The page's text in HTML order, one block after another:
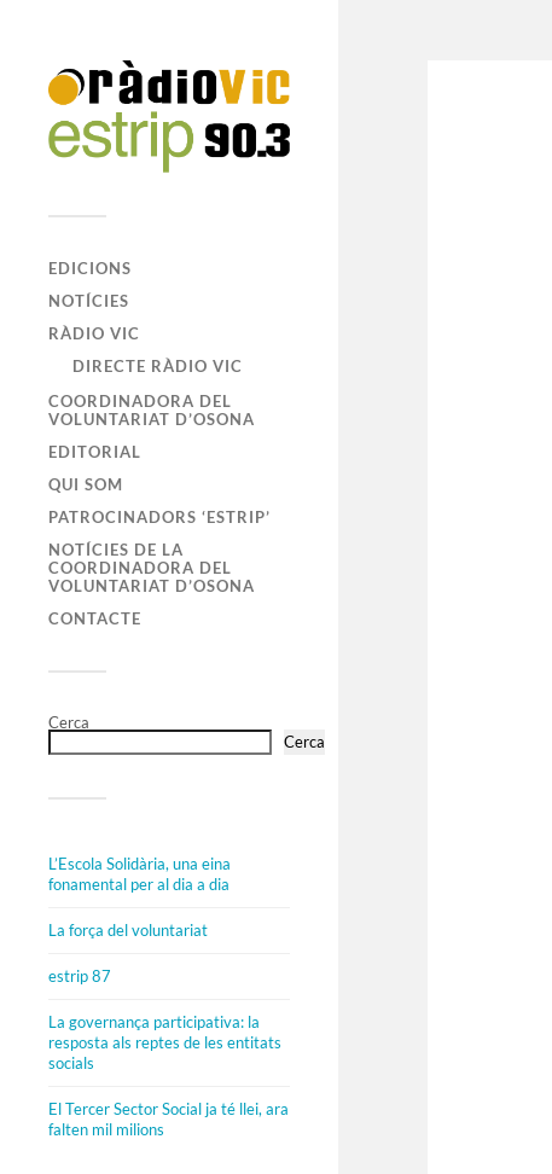
EDICIONS
NOTÍCIES
RÀDIO VIC
DIRECTE RÀDIO VIC
COORDINADORA DEL
VOLUNTARIAT D’OSONA
EDITORIAL
QUI SOM
PATROCINADORS ‘ESTRIP’
NOTÍCIES DE LA
COORDINADORA DEL
VOLUNTARIAT D’OSONA
CONTACTE
Cerca
Cerca
L’Escola Solidària, una eina
fonamental per al dia a dia
La força del voluntariat
estrip 87
La governança participativa: la
resposta als reptes de les entitats
socials
El Tercer Sector Social ja té llei, ara
falten mil milions